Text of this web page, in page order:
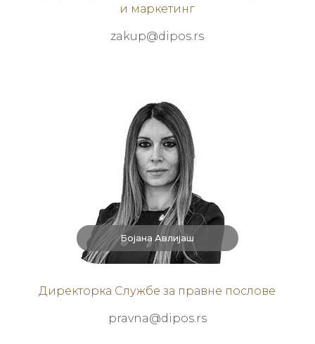
и маркетинг
zakup@dipos.rs
Бојана Авлијаш
Директорка Службе за правне послове
pravna@dipos.rs